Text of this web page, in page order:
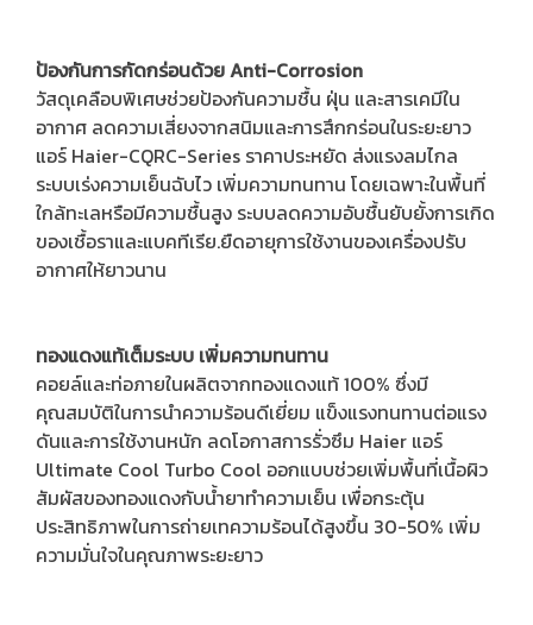
ป้องกันการกัดกร่อนด้วย Anti-Corrosion
วัสดุเคลือบพิเศษช่วยป้องกันความชื้น ฝุ่น และสารเคมีใน
อากาศ ลดความเสี่ยงจากสนิมและการสึกกร่อนในระยะยาว
แอร์ Haier-CQRC-Series ราคาประหยัด ส่งแรงลมไกล
ระบบเร่งความเย็นฉับไว เพิ่มความทนทาน โดยเฉพาะในพื้นที่
ใกล้ทะเลหรือมีความชื้นสูง ระบบลดความอับชื้นยับยั้งการเกิด
ของเชื้อราและแบคทีเรีย.ยืดอายุการใช้งานของเครื่องปรับ
อากาศให้ยาวนาน
ทองแดงแท้เต็มระบบ เพิ่มความทนทาน
คอยล์และท่อภายในผลิตจากทองแดงแท้ 100% ซึ่งมี
คุณสมบัติในการนำความร้อนดีเยี่ยม แข็งแรงทนทานต่อแรง
ดันและการใช้งานหนัก ลดโอกาสการรั่วซึม Haier แอร์
Ultimate Cool Turbo Cool ออกแบบช่วยเพิ่มพื้นที่เนื้อผิว
สัมผัสของทองแดงกับน้ำยาทำความเย็น เพื่อกระตุ้น
ประสิทธิภาพในการถ่ายเทความร้อนได้สูงขึ้น 30-50% เพิ่ม
ความมั่นใจในคุณภาพระยะยาว